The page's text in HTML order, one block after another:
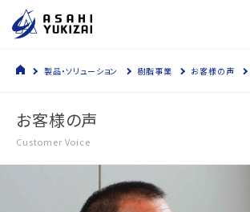
製品・ソリューション 樹脂事業 お客様の声
お客様の声
Customer Voice